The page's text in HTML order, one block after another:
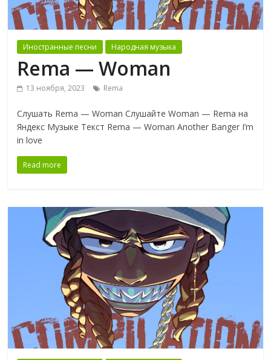
Иностранные песни Народная музыка
Rema — Woman
13 ноября, 2023 Rema
Слушать Rema — Woman Слушайте Woman — Rema на
Яндекс Музыке Текст Rema — Woman Another Banger I’m
in love
Read more